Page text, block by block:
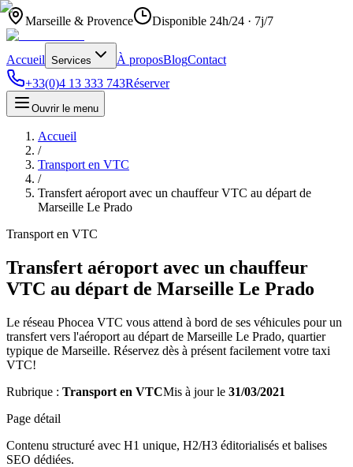
Marseille & Provence Disponible 24h/24 · 7j/7
Accueil Services À proposBlogContact
+33(0)4 13 333 743Réserver
Ouvrir le menu
Accueil
/
Transport en VTC
/
Transfert aéroport avec un chauffeur VTC au départ de
Marseille Le Prado
Transport en VTC
Transfert aéroport avec un chauffeur
VTC au départ de Marseille Le Prado
Le réseau Phocea VTC vous attend à bord de ses véhicules pour un
transfert vers l'aéroport au départ de Marseille Le Prado, quartier
typique de Marseille. Réservez dès à présent facilement votre taxi
VTC!
Rubrique : Transport en VTCMis à jour le 31/03/2021
Page détail
Contenu structuré avec H1 unique, H2/H3 éditorialisés et balises
SEO dédiées.